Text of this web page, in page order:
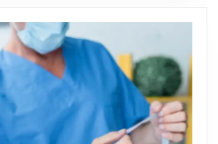
lectivo
2026
de
Salud